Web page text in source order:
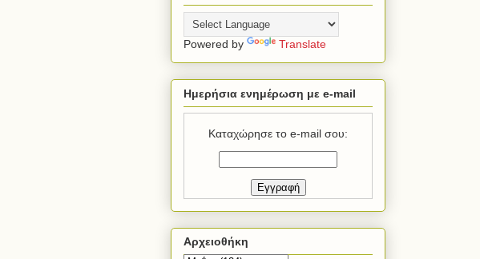
Powered by Translate
Ημερήσια ενημέρωση με e-mail
Καταχώρησε το e-mail σου:
Αρχειοθήκη